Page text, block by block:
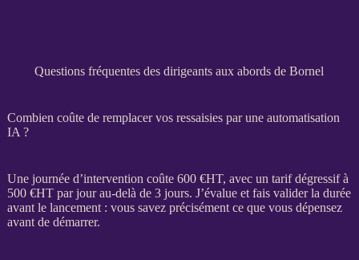
Questions fréquentes des dirigeants aux abords de Bornel
Combien coûte de remplacer vos ressaisies par une automatisation
IA ?
Une journée d’intervention coûte 600 €HT, avec un tarif dégressif à
500 €HTpar jour au-delà de 3 jours. J’évalue et fais valider la durée
avant le lancement : vous savez précisément ce que vous dépensez
avant de démarrer.